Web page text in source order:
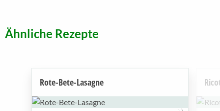
Ähnliche Rezepte
Rote-Bete-Lasagne